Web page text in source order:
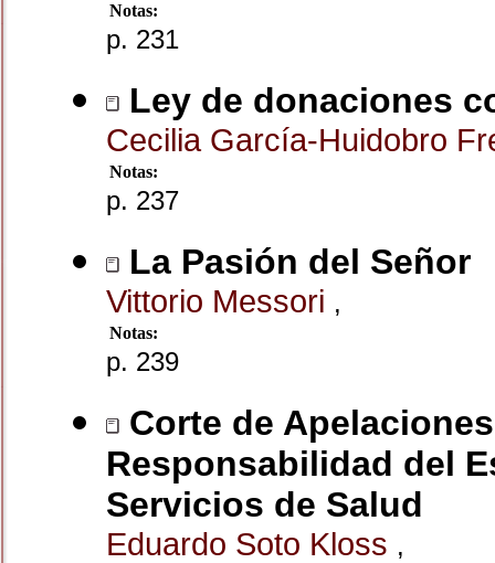
Notas:
p. 231
Ley de donaciones
Cecilia García-Huidobro
Notas:
p. 237
La Pasión del Señor
Vittorio Messori ,
Notas:
p. 239
Corte de
Responsabilidad del
Servicios de Salud
Eduardo Soto Kloss ,